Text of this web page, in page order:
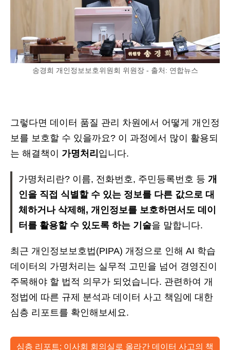
송경희 개인정보보호위원회 위원장 - 출처: 연합뉴스
그렇다면 데이터 품질 관리 차원에서 어떻게 개인정
보를 보호할 수 있을까요? 이 과정에서 많이 활용되
는 해결책이 가명처리 입니다.
가명처리란? 이름, 전화번호, 주민등록번호 등 개
인을 직접 식별할 수 있는 정보를 다른 값으로 대
체하거나 삭제해, 개인정보를 보호하면서도 데이
터를 활용할 수 있도록 하는 기술을 말합니다.
최근 개인정보보호법(PIPA) 개정으로 인해 AI 학습
데이터의 가명처리는 실무적 고민을 넘어 경영진이
주목해야 할 법적 의무가 되었습니다. 관련하여 개
정법에 따른 규제 분석과 데이터 사고 책임에 대한
심층 리포트를 확인해보세요.
심층 리포트: 이사회 회의실로 올라간 데이터 사고의 책